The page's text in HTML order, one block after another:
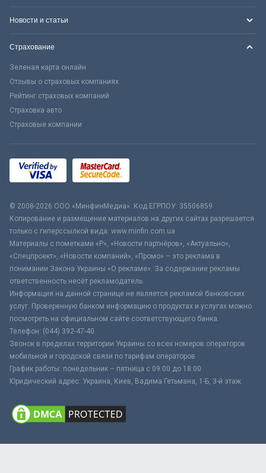
Новости и статьи
Страхование
Зеленая карта онлайн
Отзывы о страховых компаниях
Рейтинг страховых компаний
Страховка авто
Страховые компании
© 2008-2026 ООО «МинфинМедиа». Код ЕГРПОУ: 35506859
Копирование и размещение материалов на других сайтах разрешается
только с гиперссылкой вида: www.minfin.com.ua
Материалы с пометками «Р», «Новости партнёров», «Актуально»,
«Спецпроект», «Новости компаний», «Промо» – это реклама в
понимании Закона Украины «О рекламе». За содержание рекламы
ответственность несёт рекламодатель.
Информация на данной странице не является рекламой банковских
услуг. Проверенную банком информацию о продуктах и услугах можно
посмотреть на официальном сайте соответствующего банка.
Телефон: (044) 392-47-40
Звонок в пределах территории Украины со всех номеров операторов
мобильной и городской связи по тарифам операторов
График работы: понедельник – пятница с 09:00 до 18:00
Юридический адрес: Украина, Киев, Вадима Гетьмана, 1-Б, 3-й этаж